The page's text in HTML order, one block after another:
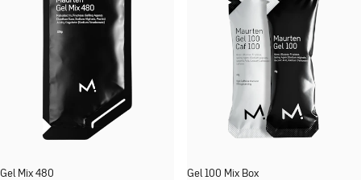
Gel Mix 480
Gel 100 Mix Box